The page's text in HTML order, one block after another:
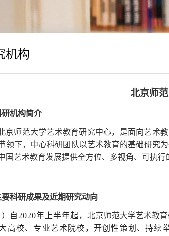
机构
北京师
研机构简介
京师范大学艺术教育研究中心，是面向艺术
领下，中心科研团队以艺术教育的基础研究
国艺术教育发展提供全方位、多视角、可执行
要科研成果及近期研究动向
自 2020年上半年起，北京师范大学艺术教
高校、专业艺术院校，开创性策划、持续